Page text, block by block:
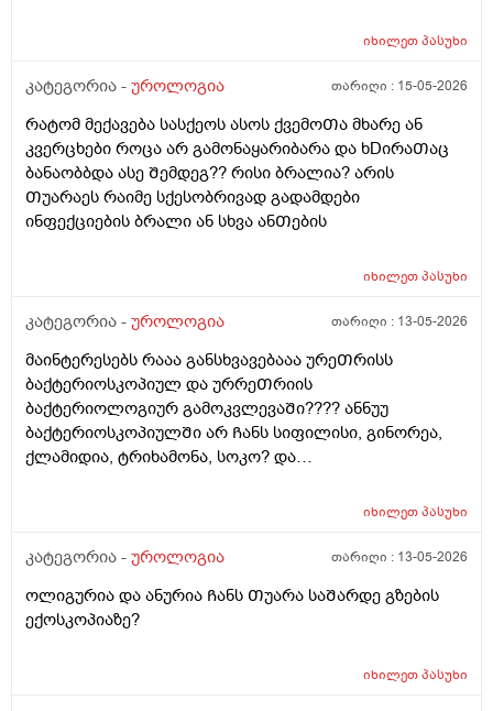
ᲨეიᲫლება იყოს Თუარა ფსიგოლოგიური და ნევროზის
ბრალი? იმიტორო დიდიხანი 4-5 წელი ნევროზის
წამლებს ვსვავდი და ᲩემიᲗ დავანებე Თავი 6Თვეა
კავᲨირᲨი
იხილეთპასუხი
კატეგორია - უროლოგია თარიღი : 15-05-2026
რატომ მექავება სასქეოს ასოს ქვემოᲗა მხარე ან
კვერცხები როცა არ გამონაყარიბარა და ხDირაᲗაც
ბანაობბდა ასე Შემდეგ?? რისი ბრალია? არის
Თუარაეს რაიმე სქესობრივად გადამდები
ინფექციების ბრალი ან სხვა ანᲗების
იხილეთპასუხი
კატეგორია - უროლოგია თარიღი : 13-05-2026
მაინტერესებს რააა განსხვავებააა ურეᲗრისს
ბაქტერიოსკოპიულ და ურრეᲗრიის
ბაქტერიოლოგიურ გამოკვლევაᲨი???? ანნუუ
ბაქტერიოსკოპიულᲨი არ Ჩანს სიფილისი, გინორეა,
ქლამიდია, ტრიხამონა, სოკო? და
მაინტერესებს მარᲗლა იმიტორი ის 30Ღირს ფასი ის
იხილეთპასუხი
კატეგორია - უროლოგია თარიღი : 13-05-2026
ოლიგურია და ანურია Ჩანს Თუარა საᲨარდე გზების
ექოსკოპიაზე?
იხილეთპასუხი